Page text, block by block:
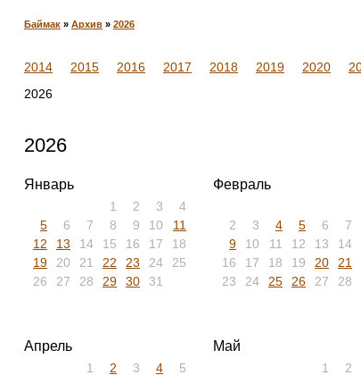
Баймак » Архив » 2026
2014 2015 2016 2017 2018 2019 2020
2026
2026
Январь
1 2 3
4
5
6 7 8 9 10
11
12
13 14 15 16 17
18
19
20 21 22 23 24
25
26
27 28 29 30 31
Февраль
2
3 4 5 6 7
9
10 11 12 13 14
16
17 18 19 20 21
23
24 25 26 27 28
Апрель
1 2 3 4
5
Май
1 2